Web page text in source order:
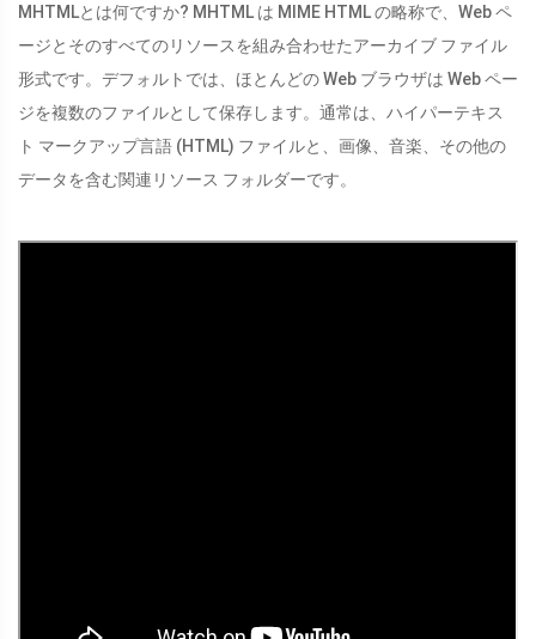
MHTMLとは何ですか? MHTML は MIME HTML の略称で、Web ペ
ージとそのすべてのリソースを組み合わせたアーカイブ ファイル
形式です。デフォルトでは、ほとんどの Web ブラウザは Web ペー
ジを複数のファイルとして保存します。通常は、ハイパーテキス
ト マークアップ言語 (HTML) ファイルと、画像、音楽、その他の
データを含む関連リソース フォルダーです。